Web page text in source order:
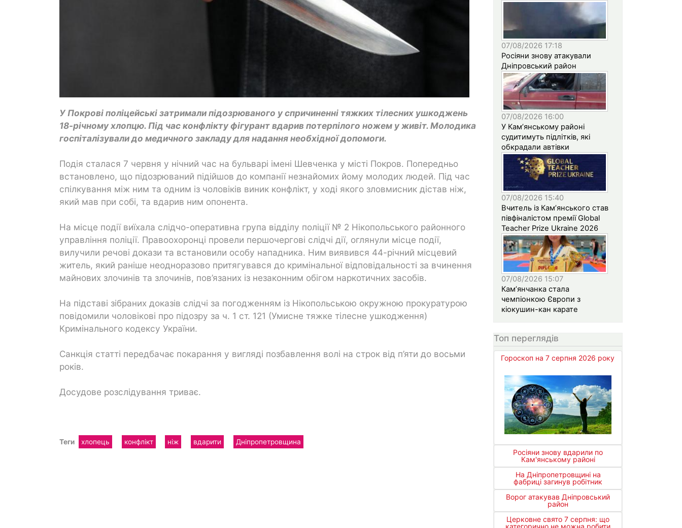
У Покрові поліцейські затримали підозрюваного у спричиненні тяжких тілесних ушкоджень
18-річному хлопцю. Під час конфлікту фігурант вдарив потерпілого ножем у живіт. Молодика
госпіталізували до медичного закладу для надання необхідної допомоги.
Подія сталася 7 червня у нічний час на бульварі імені Шевченка у місті Покров. Попередньо
встановлено, що підозрюваний підійшов до компанії незнайомих йому молодих людей. Під час
спілкування між ним та одним із чоловіків виник конфлікт, у ході якого зловмисник дістав ніж,
який мав при собі, та вдарив ним опонента.
На місце події виїхала слідчо-оперативна група відділу поліції № 2 Нікопольського районного
управління поліції. Правоохоронці провели першочергові слідчі дії, оглянули місце події,
вилучили речові докази та встановили особу нападника. Ним виявився 44-річний місцевий
житель, який раніше неодноразово притягувався до кримінальної відповідальності за вчинення
майнових злочинів та злочинів, пов’язаних із незаконним обігом наркотичних засобів.
На підставі зібраних доказів слідчі за погодженням із Нікопольською окружною прокуратурою
повідомили чоловікові про підозру за ч. 1 ст. 121 (Умисне тяжке тілесне ушкодження)
Кримінального кодексу України.
Санкція статті передбачає покарання у вигляді позбавлення волі на строк від п’яти до восьми
років.
Досудове розслідування триває.
Теги хлопець конфлікт ніж вдарити Дніпропетровщина
07/08/2026 17:18
Росіяни знову атакували
Дніпровський район
07/08/2026 16:00
У Кам’янському районі
судитимуть підлітків, які
обкрадали автівки
07/08/2026 15:40
Вчитель із Кам’янського став
півфіналістом премії Global
Teacher Prize Ukraine 2026
07/08/2026 15:07
Кам’янчанка стала
чемпіонкою Європи з
кіокушин-кан карате
Топ переглядів
Гороскоп на 7 серпня 2026 року
Росіяни знову вдарили по
Кам'янському районі
На Дніпропетровщині на
фабриці загинув робітник
Ворог атакував Дніпровський
район
Церковне свято 7 серпня: що
категорично не можна робити